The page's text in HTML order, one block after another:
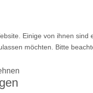
Einige von ihnen
möchten. Bitte